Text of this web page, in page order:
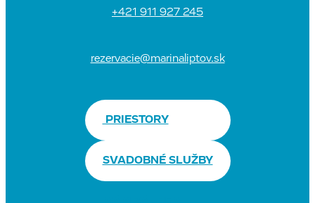
+421 911 927 245
rezervacie@marinaliptov.sk
PRIESTORY
SVADOBNÉ SLUŽBY